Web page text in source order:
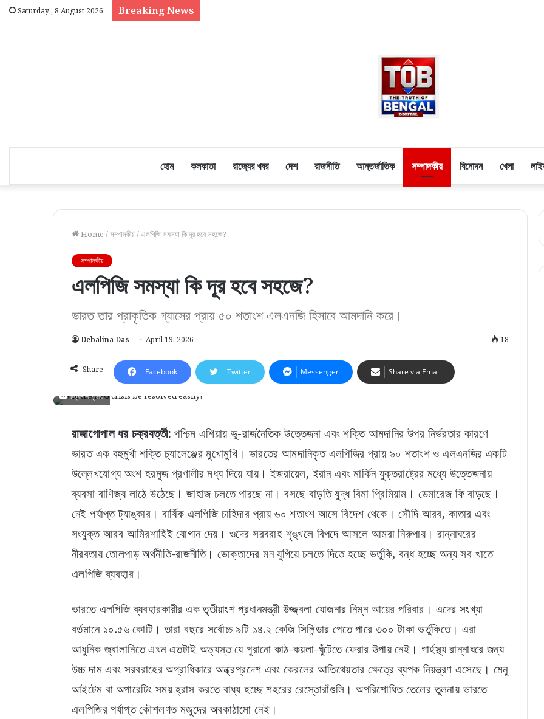
Saturday , 8 August 2026 Breaking News
হোম কলকাতা রাজ্যের খবর দেশ রাজনীতি আন্তর্জাতিক সম্পাদকীয় বিনোদন খেলা
Home /সম্পাদকীয়/এলপিজি সমস্যা কি দূর হবে সহজে?
সম্পাদকীয়
এলপিজি সমস্যা কি দূর হবে সহজে?
ভারত তার প্রাকৃতিক গ্যাসের প্রায় ৫০ শতাংশ এলএনজি হিসাবে আমদানি করে।
Debalina Das April 19, 2026 18
Share Facebook Twitter Messenger Share via Email
চিত্র- সংগৃহীত
রাজাগোপাল ধর চক্রবর্ত্তী:পশ্চিম এশিয়ায় ভূ-রাজনৈতিক উত্তেজনা এবং শক্তি আমদানির উপর নির্ভরতার কারণে
ভারত এক বহুমুখী শক্তি চ্যালেঞ্জের মুখোমুখি। ভারতের আমদানিকৃত এলপিজির প্রায় ৯০ শতাংশ ও এলএনজির একটি
উল্লেখযোগ্য অংশ হরমুজ প্রণালীর মধ্য দিয়ে যায়। ইজরায়েল, ইরান এবং মার্কিন যুক্তরাষ্ট্রের মধ্যে উত্তেজনায়
ব্যবসা বাণিজ্য লাঠে উঠেছে। জাহাজ চলতে পারছে না। বসছে বাড়তি যুদ্ধ বিমা প্রিমিয়াম। ডেমারেজ ফি বাড়ছে।
নেই পর্যাপ্ত ট্যাঙ্কার। বার্ষিক এলপিজি চাহিদার প্রায় ৬০ শতাংশ আসে বিদেশ থেকে। সৌদি আরব, কাতার এবং
সংযুক্ত আরব আমিরশাহিই যোগান দেয়। ওদের সরবরাহ শৃঙ্খলে বিপদে আসলে আমরা নিরুপায়। রান্নাঘরের
নীরবতায় তোলপাড় অর্থনীতি-রাজনীতি। ভোক্তাদের মন যুগিয়ে চলতে দিতে হচ্ছে ভর্তুকি, বন্ধ হচ্ছে অন্য সব খাতে
এলপিজি ব্যবহার।
ভারতে এলপিজি ব্যবহারকারীর এক তৃতীয়াংশ প্রধানমন্ত্রী উজ্জ্বলা যোজনার নিম্ন আয়ের পরিবার। এদের সংখ্যা
বর্তমানে ১০.৫৬ কোটি। তারা বছরে সর্বোচ্চ ৯টি ১৪.২ কেজি সিলিন্ডার পেতে পারে ৩০০ টাকা ভর্তুকিতে। এরা
আধুনিক জ্বালানিতে এখন এতটাই অভ্যস্ত যে পুরানো কাঠ-কয়লা-ঘুঁটেতে ফেরার উপায় নেই। গার্হস্থ্য রান্নাঘরে জন্য
উচ্চ দাম এবং সরবরাহের অগ্রাধিকারে অন্ধ্রপ্রদেশ এবং কেরলের আতিথেয়তার ক্ষেত্রে ব্যপক নিয়ন্ত্রণ এসেছে। মেনু
আইটেম বা অপারেটিং সময় হ্রাস করতে বাধ্য হচ্ছে শহরের রেস্তোরাঁগুলি। অপরিশোধিত তেলের তুলনায় ভারতে
এলপিজির পর্যাপ্ত কৌশলগত মজুদের অবকাঠামো নেই।